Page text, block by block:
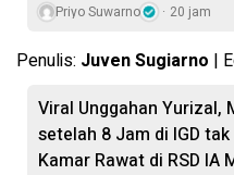
Priyo Suwarno 20 jam
Penulis: Juven Sugiarno |
Viral Unggahan Yurizal,
setelah 8 Jam di IGD
Kamar Rawat di RSD IA